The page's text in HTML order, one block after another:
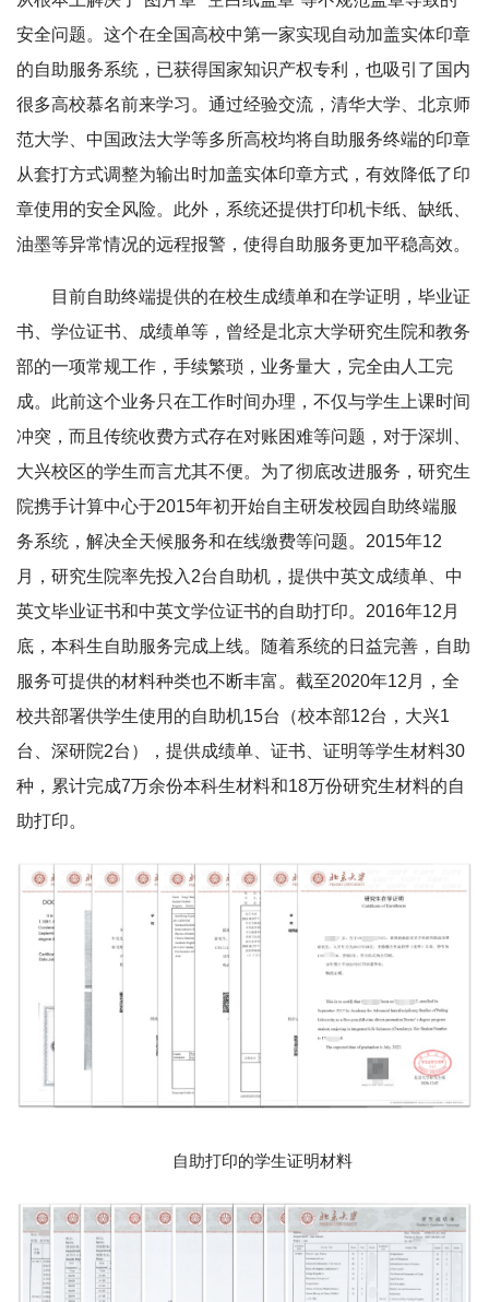
安全问题。这个在全国高校中第一家实现自动加盖实体印章
的自助服务系统，已获得国家知识产权专利，也吸引了国内
很多高校慕名前来学习。通过经验交流，清华大学、北京师
范大学、中国政法大学等多所高校均将自助服务终端的印章
从套打方式调整为输出时加盖实体印章方式，有效降低了印
章使用的安全风险。此外，系统还提供打印机卡纸、缺纸、
油墨等异常情况的远程报警，使得自助服务更加平稳高效。
目前自助终端提供的在校生成绩单和在学证明，毕业证
书、学位证书、成绩单等，曾经是北京大学研究生院和教务
部的一项常规工作，手续繁琐，业务量大，完全由人工完
成。此前这个业务只在工作时间办理，不仅与学生上课时间
冲突，而且传统收费方式存在对账困难等问题，对于深圳、
大兴校区的学生而言尤其不便。为了彻底改进服务，研究生
院携手计算中心于2015年初开始自主研发校园自助终端服
务系统，解决全天候服务和在线缴费等问题。2015年12
月，研究生院率先投入2台自助机，提供中英文成绩单、中
英文毕业证书和中英文学位证书的自助打印。2016年12月
底，本科生自助服务完成上线。随着系统的日益完善，自助
服务可提供的材料种类也不断丰富。截至2020年12月，全
校共部署供学生使用的自助机15台（校本部12台，大兴1
台、深研院2台），提供成绩单、证书、证明等学生材料30
种，累计完成7万余份本科生材料和18万份研究生材料的自
助打印。
自助打印的学生证明材料